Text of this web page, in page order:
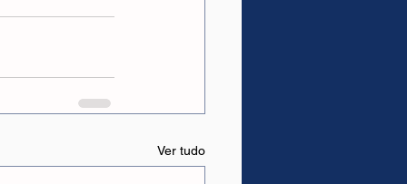
Ver tudo